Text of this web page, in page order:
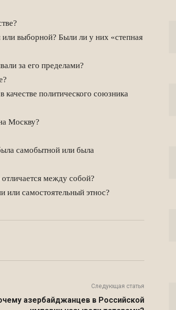
выборной? Были ли у них «степная
за его пределами?
политического союзника
Москву?
самобытной или была
между собой?
самостоятельный этнос?
Следующая статья
азербайджанцев в Российской